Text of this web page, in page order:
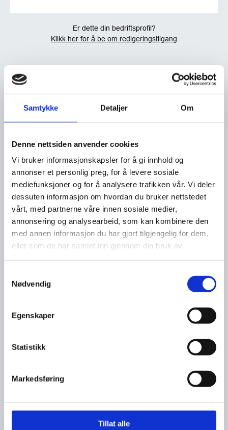
Samtykke Detaljer Om
Denne nettsiden anvender cookies
Vi bruker informasjonskapsler for å gi innhold og
annonser et personlig preg, for å levere sosiale
mediefunksjoner og for å analysere trafikken vår. Vi deler
dessuten informasjon om hvordan du bruker nettstedet
vårt, med partnerne våre innen sosiale medier,
annonsering og analysearbeid, som kan kombinere den
med annen informasjon du har gjort tilgjengelig for dem,
eller som de har samlet inn gjennom din bruk av
Nødvendig
Egenskaper
Statistikk
Markedsføring
Tillat alle
Er dette din bedriftsprofil?
Klikk her for å be om redigeringstilgang